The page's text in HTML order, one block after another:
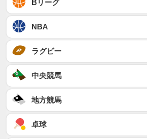
Bリーグ
NBA
ラグビー
中央競馬
地方競馬
卓球